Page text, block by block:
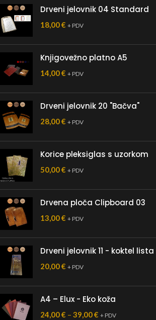
Drveni jelovnik 04 Standard
18,00€ + PDV
Knjigovežno platno A5
14,00€ + PDV
Drveni jelovnik 20 "Bačva"
28,00€ + PDV
Korice pleksiglas s uzorkom
50,00€ + PDV
Drvena ploča Clipboard 03
13,00€ + PDV
Drveni jelovnik 11 - koktel lista
20,00€ + PDV
A4 – Elux - Eko koža
24,00€ – 39,00€ + PDV